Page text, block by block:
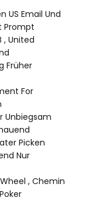
US Email Und
Prompt
, United
Früher
For
Unbiegsam
Picken
Nur
, Chemin